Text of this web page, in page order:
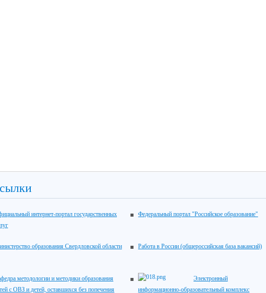
интернет-портал государственных
Федеральный портал "Российское образование"
образования Свердловской области Работа в России (общероссийская база вакансий)
методологии и методики образования
с ОВЗ и детей, оставшихся без попечения
Электронный
информационно-образовательный комплекс